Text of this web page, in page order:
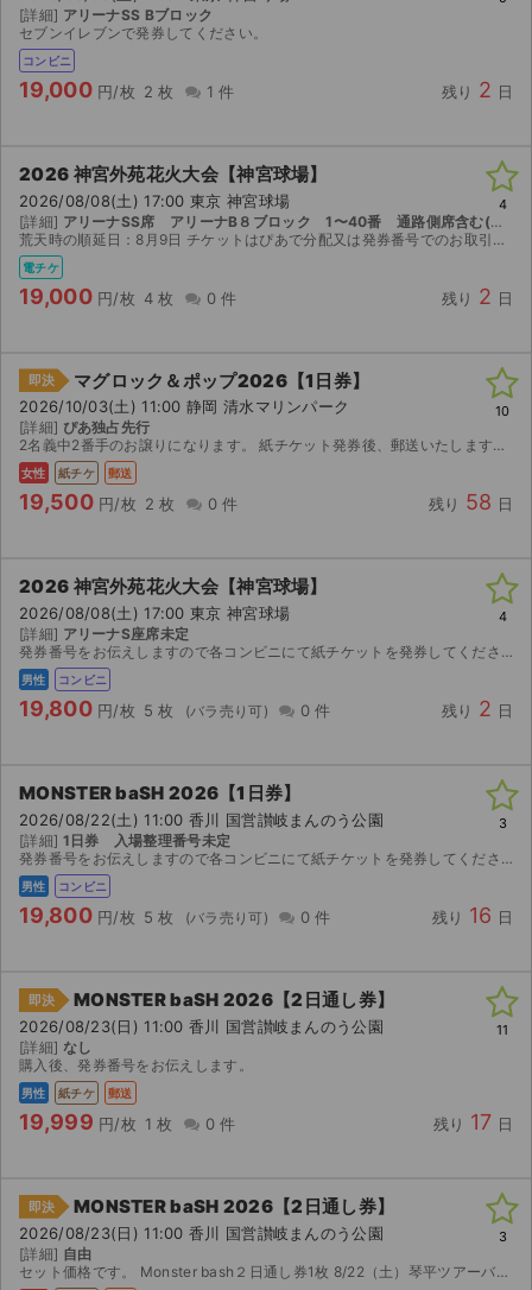
[詳細] アリーナSS Bブロック
セブンイレブンで発券してください。
コンビニ
19,000 円/枚 2 枚 1 件 残り 2 日
2026 神宮外苑花火大会【神宮球場】
2026/08/08(土) 17:00 東京 神宮球場
[詳細] アリーナSS席 アリーナB８ブロック 1〜40番 通路側席含む(昨年と同じ場合)
荒天時の順延日：8月9日 チケットはぴあで分配又は発券番号でのお取引です。 ご入金確認後取引連絡にて分配受取用URLをお知らせいたしますので分配受取の上コンビニで発券お願いいたします。 受...
電チケ
19,000 円/枚 4 枚 0 件 残り 2 日
4
即決 マグロック＆ポップ2026【1日券】
2026/10/03(土) 11:00 静岡 清水マリンパーク
[詳細] ぴあ独占先行
2名義中2番手のお譲りになります。 紙チケット発券後、郵送いたします。 チケットを受け取り次第速やかに受け取り通知をお願いします。いかなる場合もキャンセル、返金は不可です。
女性 紙チケ 郵送
19,500 円/枚 2 枚 0 件 残り 58 日
10
2026 神宮外苑花火大会【神宮球場】
2026/08/08(土) 17:00 東京 神宮球場
[詳細] アリーナS座席未定
発券番号をお伝えしますので各コンビニにて紙チケットを発券してください。お座席は紙チケットを発券してみないと分かりませんのでご検討宜しくお願い致します。 東日本大震災・九州災害復興チャリティー ...
男性 コンビニ
19,800 円/枚 5 枚 0 件 残り 2 日
4
MONSTER baSH 2026【1日券】
2026/08/22(土) 11:00 香川 国営讃岐まんのう公園
[詳細] 1日券 入場整理番号未定
発券番号をお伝えしますので各コンビニにて紙チケットを発券してください。お座席は紙チケットを発券してみないと分かりませんのでご検討宜しくお願い致します。 出演］０４ Ｌｉｍｉｔｅｄ Ｓａｚａｂｙ...
男性 コンビニ
19,800 円/枚 5 枚 0 件 残り 16 日
3
即決 MONSTER baSH 2026【2日通し券】
2026/08/23(日) 11:00 香川 国営讃岐まんのう公園
[詳細] なし
購入後、発券番号をお伝えします。
男性 紙チケ 郵送
19,999 円/枚 1 枚 0 件 残り 17 日
11
即決 MONSTER baSH 2026【2日通し券】
2026/08/23(日) 11:00 香川 国営讃岐まんのう公園
[詳細] 自由
セット価格です。 Monster bash２日通し券1枚 8/22（土）琴平ツアーバスチケット（往復）1枚 8/23（日）Express琴平号チケット（往復）1枚
3